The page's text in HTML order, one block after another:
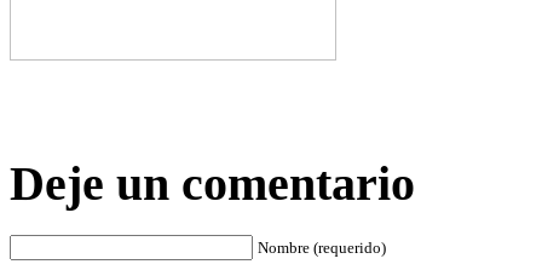
Deje un comentario
Nombre (requerido)